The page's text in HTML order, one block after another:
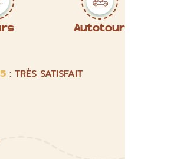
Autotour
: TRÈS SATISFAIT